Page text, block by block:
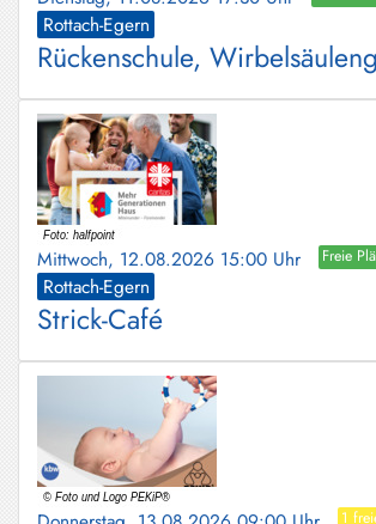
Rottach-Egern
Rückenschule,
Mittwoch, 12.08.2026 15:00 Uhr Freie
Rottach-Egern
Strick-Café
1